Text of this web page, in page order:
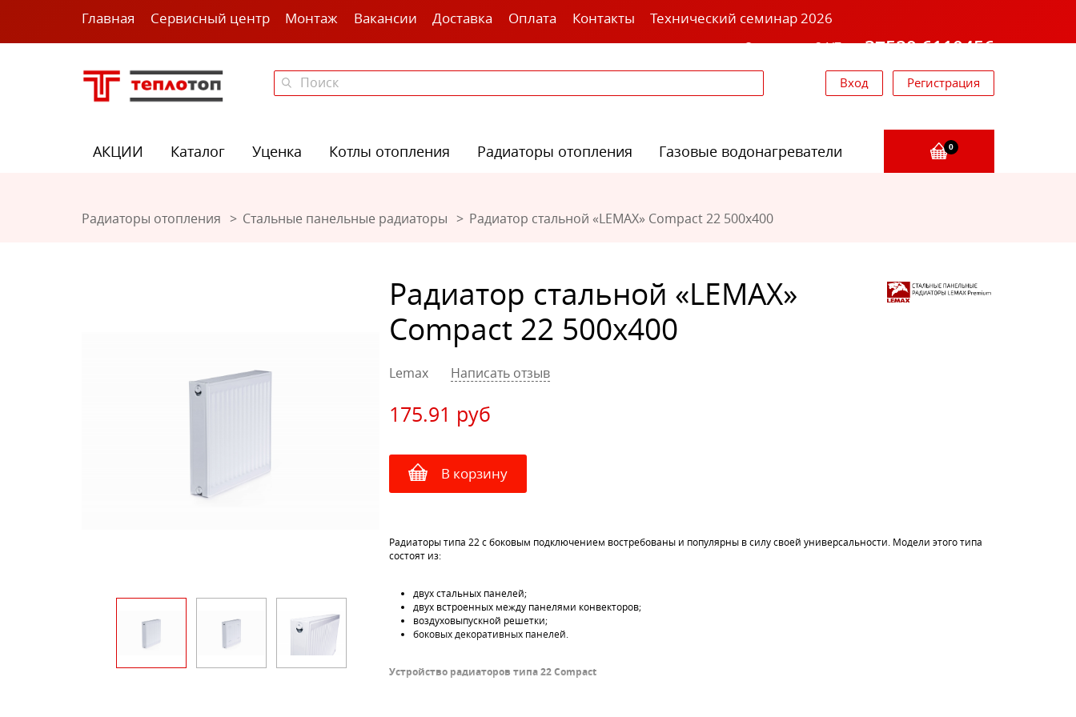
Главная Сервисный центр Монтаж Вакансии Доставка Оплата Контакты Технический семинар 2026
+37529 6110456
звоните 24/7
Вход Регистрация
0
АКЦИИ Каталог Уценка Котлы отопления Радиаторы отопления Газовые водонагреватели
Радиаторы отопления Стальные панельные радиаторы Радиатор стальной «LEMAX» Compact 22 500х400
Радиатор стальной «LEMAX»
Compact 22 500х400
Lemax Написать отзыв
175.91 руб
В корзину
Радиаторы типа 22 с боковым подключением востребованы и популярны в силу своей универсальности. Модели этого типа
состоят из:
двух стальных панелей;
двух встроенных между панелями конвекторов;
воздуховыпускной решетки;
боковых декоративных панелей.
Устройство радиаторов типа 22 Сompact